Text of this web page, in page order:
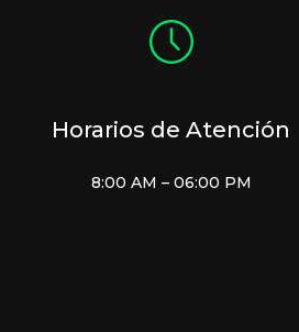
Horarios de Atención
8:00 AM – 06:00 PM